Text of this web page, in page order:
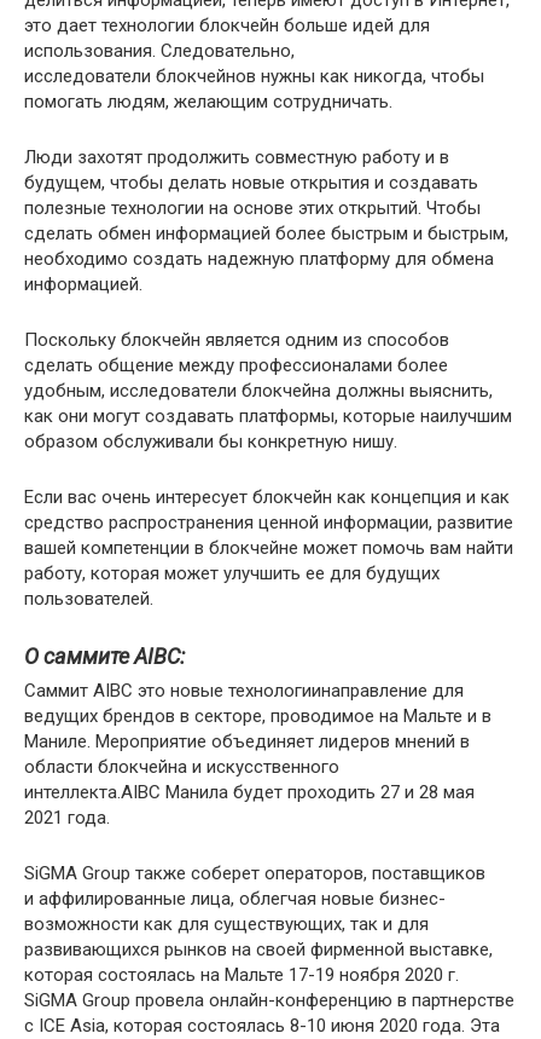
это дает технологии блокчейн больше идей для
использования. Следовательно,
исследователи блокчейнов нужны как никогда, чтобы
помогать людям, желающим сотрудничать.
Люди захотят продолжить совместную работу и в
будущем, чтобы делать новые открытия и создавать
полезные технологии на основе этих открытий. Чтобы
сделать обмен информацией более быстрым и быстрым,
необходимо создать надежную платформу для обмена
информацией.
Поскольку блокчейн является одним из способов
сделать общение между профессионалами более
удобным, исследователи блокчейна должны выяснить,
как они могут создавать платформы, которые наилучшим
образом обслуживали бы конкретную нишу.
Если вас очень интересует блокчейн как концепция и как
средство распространения ценной информации, развитие
вашей компетенции в блокчейне может помочь вам найти
работу, которая может улучшить ее для будущих
пользователей.
О саммите AIBC:
Саммит AIBC это новые технологиинаправление для
ведущих брендов в секторе, проводимое на Мальте и в
Маниле. Мероприятие объединяет лидеров мнений в
области блокчейна и искусственного
интеллекта.AIBC Манила будет проходить 27 и 28 мая
2021 года.
SiGMA Group также соберет операторов, поставщиков
и аффилированные лица, облегчая новые бизнес-
возможности как для существующих, так и для
развивающихся рынков на своей фирменной выставке,
которая состоялась на Мальте 17-19 ноября 2020 г.
SiGMA Group провела онлайн-конференцию в партнерстве
с ICE Asia, которая состоялась 8-10 июня 2020 года. Эта